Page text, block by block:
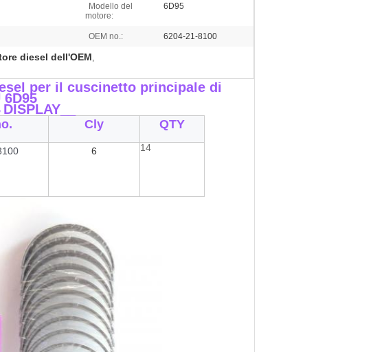
Modello del
motore:
6D95
OEM no.: 6204-21-8100
diesel dell'OEM,
per il cuscinetto principale di
6D95
DISPLAY__
Cly QTY
6 14